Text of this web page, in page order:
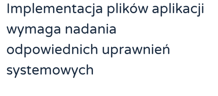
Implementacja plików aplikacji
wymaga nadania
odpowiednich uprawnień
systemowych